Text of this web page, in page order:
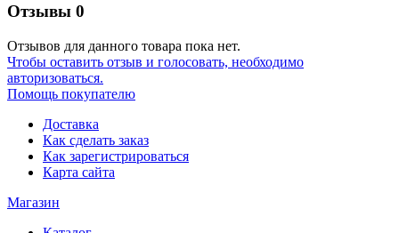
Отзывы 0
Отзывов для данного товара пока нет.
Чтобы оcтавить отзыв и голосовать, необходимо
авторизоваться.
Помощь покупателю
Доставка
Как сделать заказ
Как зарегистрироваться
Карта сайта
Магазин